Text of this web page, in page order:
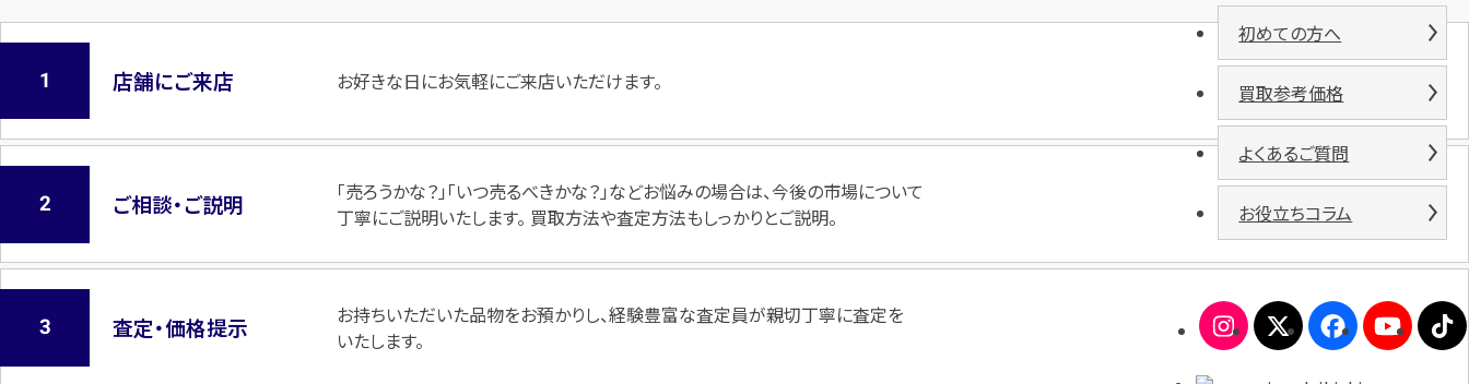
店舗にご来店 お好きな日にお気軽にご来店いただけます。
ご相談・ご説明
「売ろうかな？」「いつ売るべきかな？」などお悩みの場合は、今後の市場について
丁寧にご説明いたします。 買取方法や査定方法もしっかりとご説明。
査定・価格提示
お持ちいただいた品物をお預かりし、経験豊富な査定員が親切丁寧に査定を
いたします。
初めての方へ
買取参考価格
よくあるご質問
お役立ちコラム